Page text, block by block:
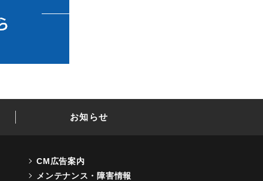
お知らせ
CM広告案内
メンテナンス・障害情報